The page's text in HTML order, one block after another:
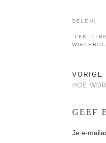
DELEN:
LEK
VORIGE
HOE
GEEF
Je e-